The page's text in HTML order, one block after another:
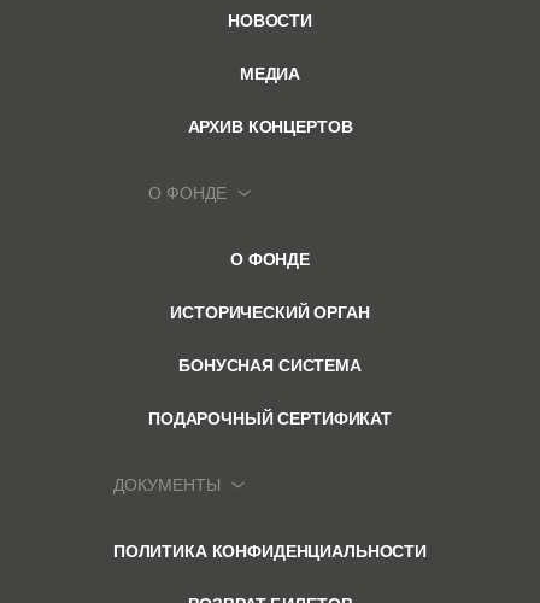
НОВОСТИ
МЕДИА
АРХИВ КОНЦЕРТОВ
О ФОНДЕ
О ФОНДЕ
ИСТОРИЧЕСКИЙ ОРГАН
БОНУСНАЯ СИСТЕМА
ПОДАРОЧНЫЙ СЕРТИФИКАТ
ДОКУМЕНТЫ
ПОЛИТИКА КОНФИДЕНЦИАЛЬНОСТИ